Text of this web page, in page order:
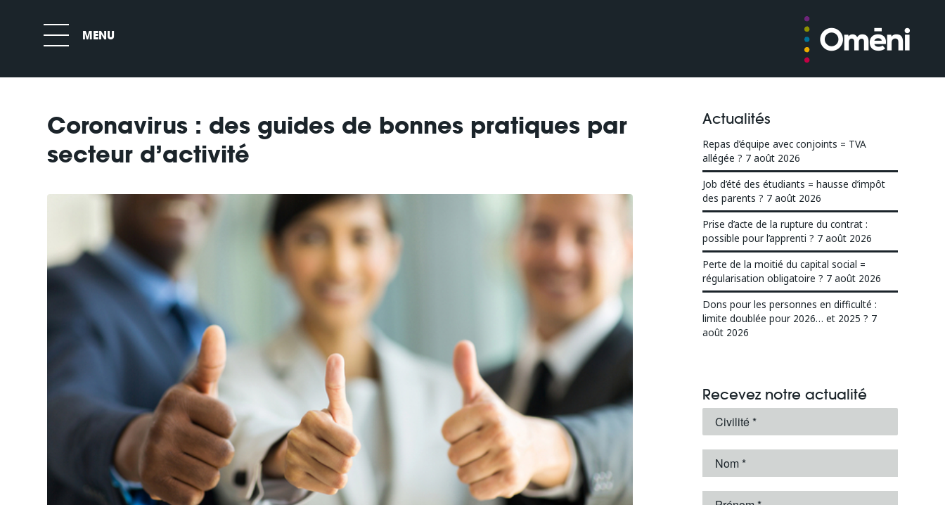
Coronavirus : des guides de bonnes pratiques par
secteur d’activité
Actualités
Repas d’équipe avec conjoints = TVA
allégée ? 7 août 2026
Job d’été des étudiants = hausse d’impôt
des parents ? 7 août 2026
Prise d’acte de la rupture du contrat :
possible pour l’apprenti ? 7 août 2026
Perte de la moitié du capital social =
régularisation obligatoire ? 7 août 2026
Dons pour les personnes en difficulté :
limite doublée pour 2026… et 2025 ? 7
août 2026
Recevez notre actualité